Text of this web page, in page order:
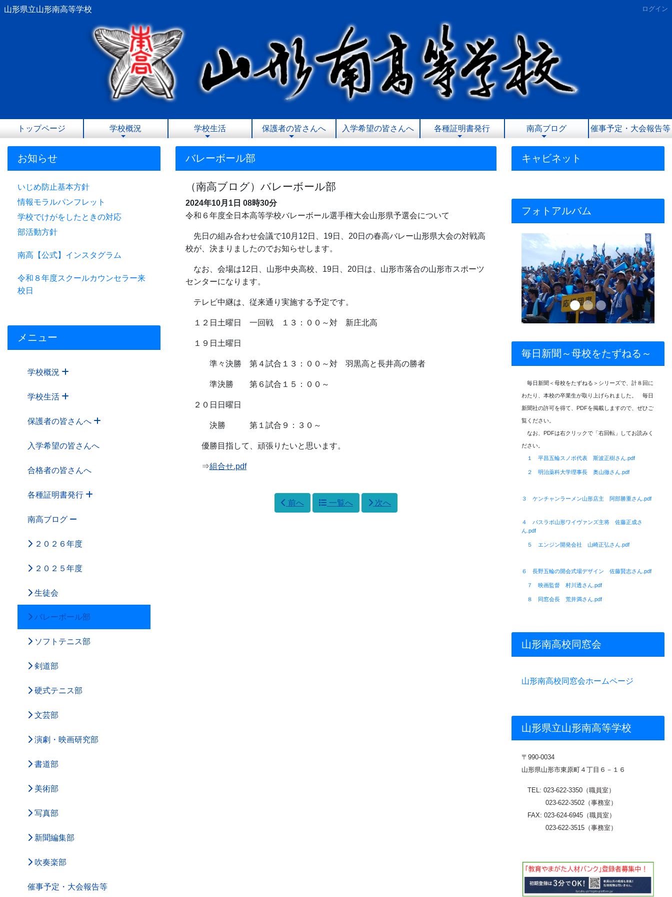
山形県立山形南高等学校 ログイン
トップページ 学校概況 学校生活 保護者の皆さんへ 入学希望の皆さんへ 各種証明書発行 南高ブログ 催事予定・大会報告等
お知らせ
いじめ防止基本方針
情報モラルパンフレット
学校でけがをしたときの対応
部活動方針
南高【公式】インスタグラム
令和８年度スクールカウンセラー来
校日
メニュー
学校概況
学校生活
保護者の皆さんへ
入学希望の皆さんへ
合格者の皆さんへ
各種証明書発行
南高ブログ
２０２６年度
２０２５年度
生徒会
バレーボール部
ソフトテニス部
剣道部
硬式テニス部
文芸部
演劇・映画研究部
書道部
美術部
写真部
新聞編集部
吹奏楽部
催事予定・大会報告等
バレーボール部
（南高ブログ）バレーボール部
2024年10月1日 08時30分
令和６年度全日本高等学校バレーボール選手権大会山形県予選会について
先日の組み合わせ会議で10月12日、19日、20日の春高バレー山形県大会の対戦高
校が、決まりましたのでお知らせします。
なお、会場は12日、山形中央高校、19日、20日は、山形市落合の山形市スポーツ
センターになります。
テレビ中継は、従来通り実施する予定です。
１２日土曜日 一回戦 １３：００～対 新庄北高
１９日土曜日
準々決勝 第４試合１３：００～対 羽黒高と長井高の勝者
準決勝 第６試合１５：００～
２０日日曜日
決勝 第１試合９：３０～
優勝目指して、頑張りたいと思います。
⇒組合せ.pdf
前へ 一覧へ 次へ
キャビネット
フォトアルバム
Previous Next
毎日新聞～母校をたずねる～
毎日新聞＜母校をたずねる＞シリーズで、計８回に
わたり、本校の卒業生が取り上げられました。 毎日
新聞社の許可を得て、PDFを掲載しますので、ぜひご
覧ください。
なお、PDFは右クリックで「右回転」してお読みく
ださい。
１ 平昌五輪スノボ代表 斯波正樹さん.pdf
２ 明治薬科大学理事長 奥山徹さん.pdf
３ ケンチャンラーメン山形店主 阿部勝重さん.pdf
４ パスラボ山形ワイヴァンズ主将 佐藤正成さ
ん.pdf
５ エンジン開発会社 山崎正弘さん.pdf
６ 長野五輪の開会式場デザイン 佐藤賢志さん.pdf
７ 映画監督 村川透さん.pdf
８ 同窓会長 荒井満さん.pdf
山形南高校同窓会
山形南高校同窓会ホームページ
山形県立山形南高等学校
〒 990-0034
山形県山形市東原町４丁目６－１６
TEL: 023-622-3350（職員室）
023-622-3502（事務室）
FAX: 023-624-6945（職員室）
023-622-3515（事務室）